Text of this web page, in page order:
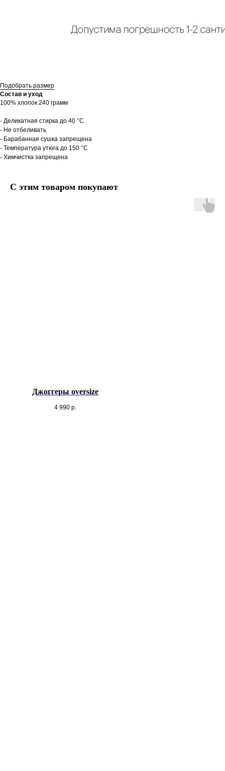
Подобрать размер
Состав и уход
100% хлопок 240 грамм
- Деликатная стирка до 40 °C
- Не отбеливать
- Барабанная сушка запрещена
- Температура утюга до 150 °C
- Химчистка запрещена
С этим товаром покупают
Джоггеры oversize
4 990 р.